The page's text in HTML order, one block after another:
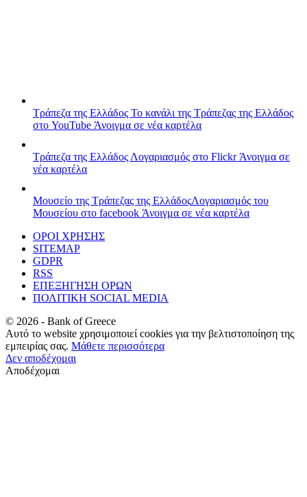
Τράπεζα της Ελλάδος Το κανάλι της Τράπεζας της Ελλάδος
στο YouTube Άνοιγμα σε νέα καρτέλα
Τράπεζα της Ελλάδος Λογαριασμός στο FlickrΆνοιγμα σε
νέα καρτέλα
Μουσείο της Τράπεζας της ΕλλάδοςΛογαριασμός του
Μουσείου στο facebook Άνοιγμα σε νέα καρτέλα
ΟΡΟΙ ΧΡΗΣΗΣ
SITEMAP
GDPR
RSS
ΕΠΕΞΗΓΗΣΗ ΟΡΩΝ
ΠΟΛΙΤΙΚΗ SOCIAL MEDIA
© 2026 - Bank of Greece
Αυτό το website χρησιμοποιεί cookies για την βελτιστοποίηση της
εμπειρίας σας. Μάθετε περισσότερα
Δεν αποδέχομαι
Αποδέχομαι